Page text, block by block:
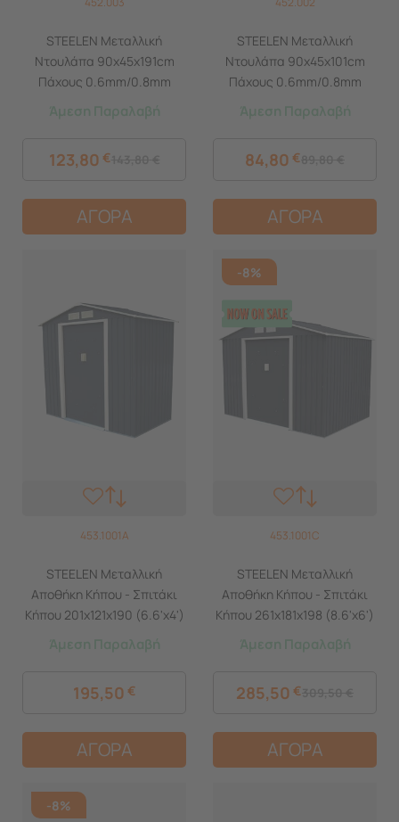
STEELEN Μεταλλική
Ντουλάπα 90x45x191cm
Πάχους 0.6mm/0.8mm
(πάτωμα) Γαλβανιζέ με
Χώροι
Άμεση Παραλαβή
123,80 €
ΑΓΟΡΑ
STEELEN Μεταλλική
Ντουλάπα 90x45x101cm
Πάχους 0.6mm/0.8mm
(πάτωμα) Γαλβανιζέ με 2
Χώροι
Άμεση Παραλαβή
84,80 €
ΑΓΟΡΑ
453.1001A
STEELEN Μεταλλική
Αποθήκη Κήπου - Σπιτάκι
Κήπου 201x121x190 (6.6'x4')
2.1m² Γαλβανιζέ Polis Γκρι
Άμεση Παραλαβή
195,50 €
ΑΓΟΡΑ
-8%
453.1001C
STEELEN Μεταλλική
Αποθήκη Κήπου - Σπιτάκι
Κήπου 261x181x198 (8.6'x6')
4.3m² Γαλβανιζέ Polis Γκρι
Άμεση Παραλαβή
285,50 €
ΑΓΟΡΑ
-8%